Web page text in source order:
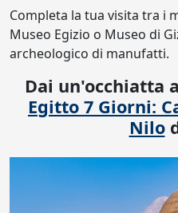
Completa la tua visita tra i
Museo Egizio o Museo di
archeologico di manufatti.
Dai un'occhiatta
Egitto 7 Giorni:
Nilo